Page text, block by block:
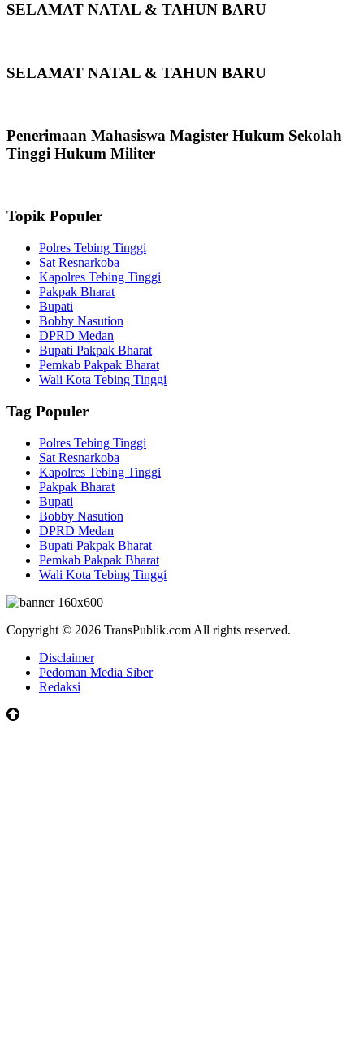
SELAMAT NATAL & TAHUN BARU
SELAMAT NATAL & TAHUN BARU
Penerimaan Mahasiswa Magister Hukum Sekolah
Tinggi Hukum Militer
Topik Populer
Polres Tebing Tinggi
Sat Resnarkoba
Kapolres Tebing Tinggi
Pakpak Bharat
Bupati
Bobby Nasution
DPRD Medan
Bupati Pakpak Bharat
Pemkab Pakpak Bharat
Wali Kota Tebing Tinggi
Tag Populer
Polres Tebing Tinggi
Sat Resnarkoba
Kapolres Tebing Tinggi
Pakpak Bharat
Bupati
Bobby Nasution
DPRD Medan
Bupati Pakpak Bharat
Pemkab Pakpak Bharat
Wali Kota Tebing Tinggi
Copyright © 2026 TransPublik.com All rights reserved.
Disclaimer
Pedoman Media Siber
Redaksi